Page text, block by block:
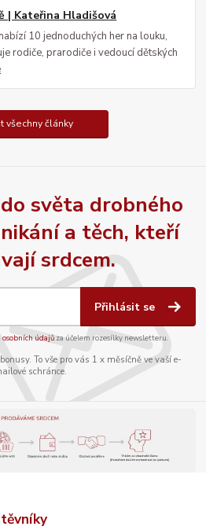
| Kateřina Hladišová
10 jednoduchých her na louku,
rodiče, prarodiče i vedoucí dětských
všechny články
světa drobného
a těch, kteří
srdcem.
Přihlásit se
údajůza účelem rozesílky newsletteru.
To vše pro vás 1 x měsíčně ve vaší e-
schránce.